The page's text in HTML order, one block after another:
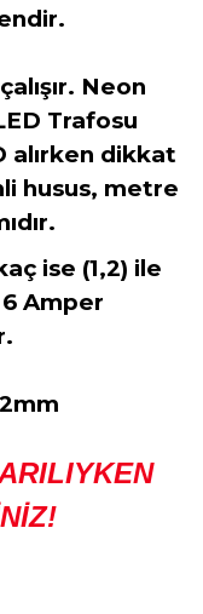
Neon
Trafosu
alırken dikkat
husus, metre
ise (1,2) ile
6 Amper